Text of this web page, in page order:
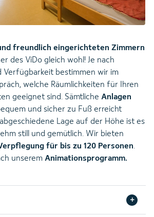
freundlich eingerichteten Zimmern
des ViDo gleich wohl! Je nach
Verfügbarkeit bestimmen wir im
welche Räumlichkeiten für Ihren
geeignet sind. Sämtliche Anlagen
und sicher zu Fuß erreicht
Lage auf der Höhe ist es
still und gemütlich. Wir bieten
für bis zu 120 Personen.
unserem Animationsprogramm.